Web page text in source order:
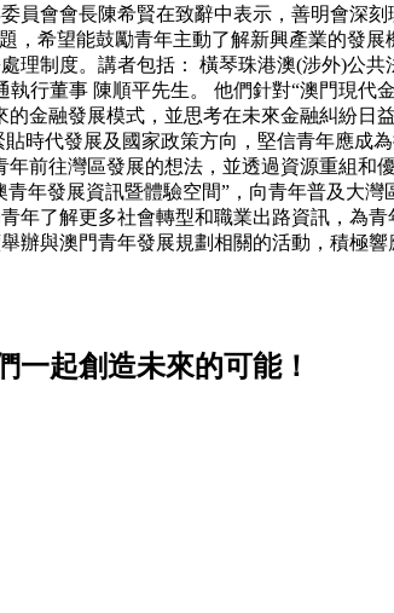
員會會長陳希賢在致辭中表示，善明會深
，希望能鼓勵青年主動了解新興產業的發
理制度。講者包括： 橫琴珠港澳(涉外)公
行董事 陳順平先生。 他們針對“澳門現
金融發展模式，並思考在未來金融糾紛
時代發展及國家政策方向，堅信青年應成
前往灣區發展的想法，並透過資源重組
年發展資訊暨體驗空間”，向青年普及大
年了解更多社會轉型和職業出路資訊，為
辦與澳門青年發展規劃相關的活動，積極
一起創造未來的可能！